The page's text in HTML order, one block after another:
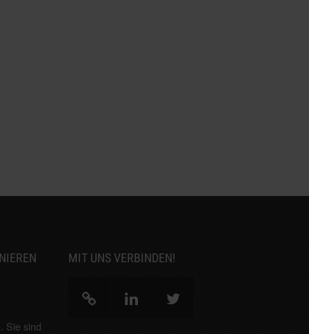
. Sie sind
MIT UNS VERBINDEN!